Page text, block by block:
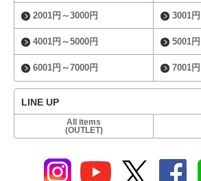
2001円～3000円 3001
4001円～5000円 5001
6001円～7000円 7001
LINE UP
All items
(OUTLET)